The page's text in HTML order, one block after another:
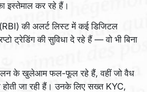
इस्तेमाल कर रहे हैं।
(RBI) की अलर्ट लिस्ट में कई डिजिटल
ट्रेडिंग की सुविधा दे रहे हैं — वो भी बिना
पालन के खुलेआम फल-फूल रहे हैं, वहीं जो वैध
जा रही हैं। उनके लिए सख्त KYC,